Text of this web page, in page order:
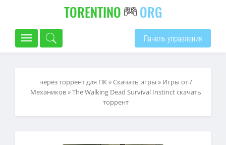
TORENTINO ORG
Панель управления
через торрент для ПК»Скачать игры » Игры от /
Механиков» The Walking Dead Survival Instinct скачать
торрент